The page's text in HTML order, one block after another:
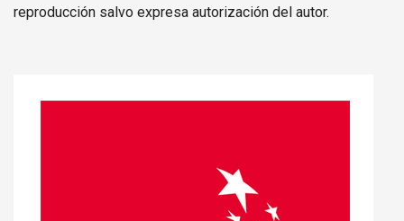
reproducción salvo expresa autorización del autor.